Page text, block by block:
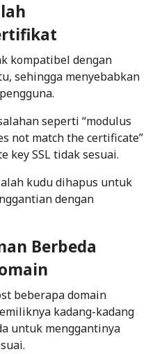
kompatibel dengan
sehingga menyebabkan
seperti “modulus
not match the certificate”
keySSL tidak sesuai.
kudu dihapus untuk
dengan
Berbeda
beberapa domain
kadang-kadang
untuk menggantinya